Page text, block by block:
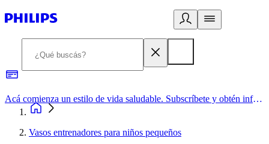
Acá comienza un estilo de vida saludable. Subscríbete y obtén información de primera mano
Vasos entrenadores para niños pequeños